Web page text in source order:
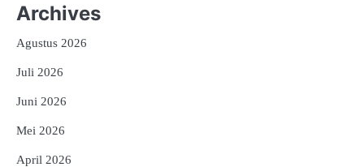
Archives
Agustus 2026
Juli 2026
Juni 2026
Mei 2026
April 2026